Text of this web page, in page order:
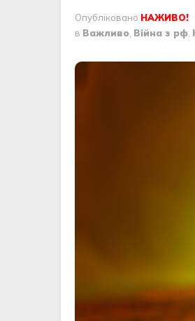
Опубліковано НАЖИВО!
в Важливо Війна з рф